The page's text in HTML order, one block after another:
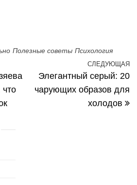
Полезные советы Психология
записям СЛЕДУЮЩАЯ
Элегантный серый: 20
чарующих образов для
холодов